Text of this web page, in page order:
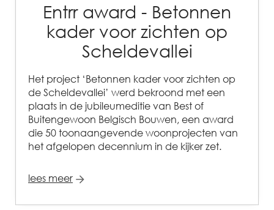
Het project ‘Betonnen kader voor zichten op
de Scheldevallei’ werd bekroond met een
plaats in de jubileumeditie van Best of
Buitengewoon Belgisch Bouwen, een award
die 50 toonaangevende woonprojecten van
het afgelopen decennium in de kijker zet.
lees meer
Entrr award - Betonnen
kader voor zichten op
Scheldevallei